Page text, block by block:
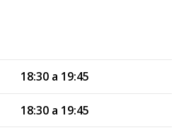
18:30 a 19:45
18:30 a 19:45